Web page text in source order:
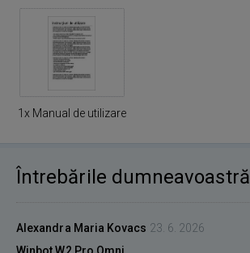
1x Manual de utilizare
Întrebările dumneavoastră
Alexandra Maria Kovacs 23. 6. 2026
Winbot W2 Pro Omni